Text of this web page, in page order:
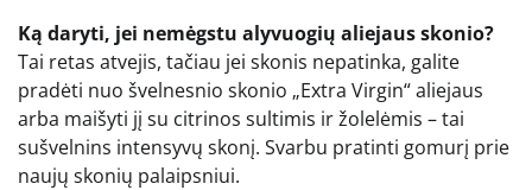
Ką daryti, jei nemėgstu alyvuogių aliejaus skonio?
Tai retas atvejis, tačiau jei skonis nepatinka, galite
pradėti nuo švelnesnio skonio „Extra Virgin“ aliejaus
arba maišyti jį su citrinos sultimis ir žolelėmis – tai
sušvelnins intensyvų skonį. Svarbu pratinti gomurį prie
naujų skonių palaipsniui.